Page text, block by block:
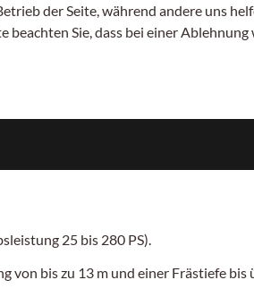
25 bis 280 PS).
von bis zu 13 m und einer Frästiefe bis
der Seite, während andere uns
beachten Sie, dass bei einer